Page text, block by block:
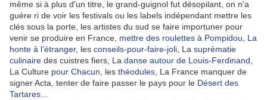
même si à plus d'un titre, le grand-guignol fut désopilant, on n'a
guère ri de voir les festivals ou les labels indépendant mettre les
clés sous la porte, les artistes du sud se faire importuner pour
venir se produire en France, mettre des roulettes à Pompidou
La
honte à l'étranger, les conseils-pour-faire-joli , La suprématie
culinaire des cuistres fiers, La danse autour de Louis-Ferdinand
La Culture pour Chacun , les théodules , La France manquer de
signer Acta, tenter de faire passer le pays pour le Désert des
Tartares